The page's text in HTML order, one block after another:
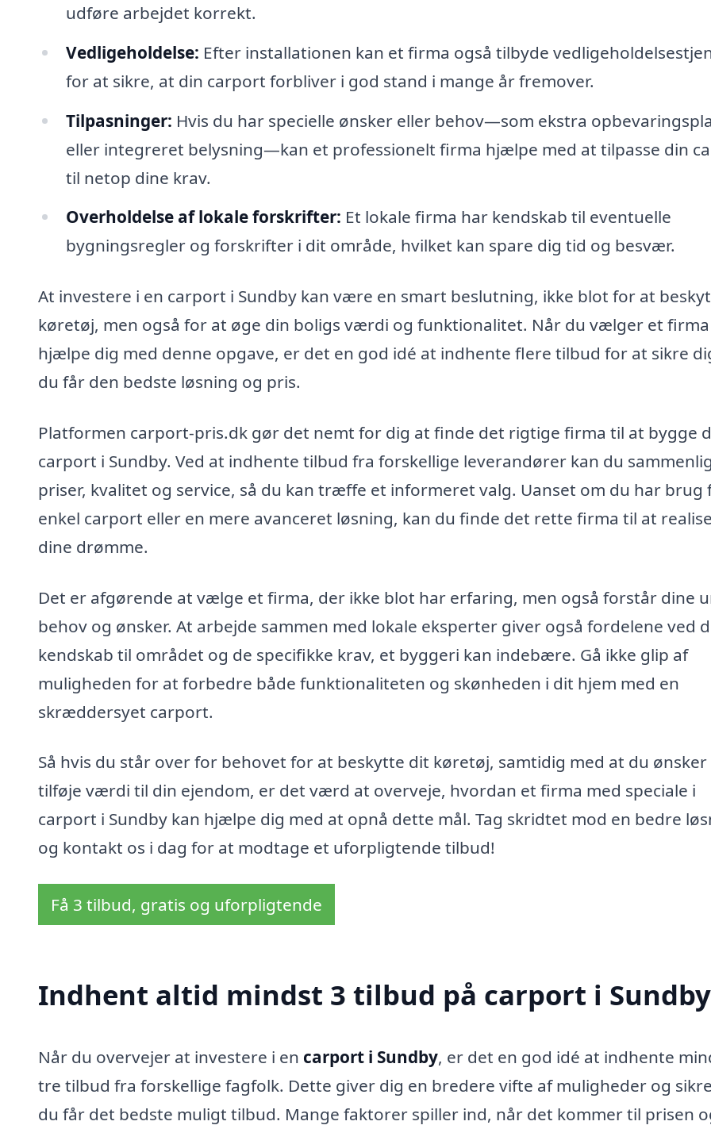
udføre arbejdet korrekt.
Vedligeholdelse: Efter installationen kan et firma også tilbyde
for at sikre, at din carport forbliver i god stand i mange år fremover.
Tilpasninger: Hvis du har specielle ønsker eller behov—som ekstra
eller integreret belysning—kan et professionelt firma hjælpe med at tilpasse din
til netop dine krav.
Overholdelse af lokale forskrifter: Et lokale firma har kendskab til eventuelle
bygningsregler og forskrifter i dit område, hvilket kan spare dig tid og besvær.
At investere i en carport i Sundby kan være en smart beslutning, ikke blot for at
køretøj, men også for at øge din boligs værdi og funktionalitet. Når du vælger et
hjælpe dig med denne opgave, er det en god idé at indhente flere tilbud for at sikre
du får den bedste løsning og pris.
Platformen carport-pris.dk gør det nemt for dig at finde det rigtige firma til at bygge
carport i Sundby. Ved at indhente tilbud fra forskellige leverandører kan du
priser, kvalitet og service, så du kan træffe et informeret valg. Uanset om du har brug
enkel carport eller en mere avanceret løsning, kan du finde det rette firma til at
dine drømme.
Det er afgørende at vælge et firma, der ikke blot har erfaring, men også forstår dine
behov og ønsker. At arbejde sammen med lokale eksperter giver også fordelene ved
kendskab til området og de specifikke krav, et byggeri kan indebære. Gå ikke glip af
muligheden for at forbedre både funktionaliteten og skønheden i dit hjem med en
skræddersyet carport.
Så hvis du står over for behovet for at beskytte dit køretøj, samtidig med at du
tilføje værdi til din ejendom, er det værd at overveje, hvordan et firma med speciale i
carport i Sundby kan hjælpe dig med at opnå dette mål. Tag skridtet mod en bedre
og kontakt os i dag for at modtage et uforpligtende tilbud!
Få 3 tilbud, gratis og uforpligtende
Indhent altid mindst 3 tilbud på carport i Sundby
Når du overvejer at investere i en carport i Sundby, er det en god idé at indhente
tre tilbud fra forskellige fagfolk. Dette giver dig en bredere vifte af muligheder og
du får det bedste muligt tilbud. Mange faktorer spiller ind, når det kommer til prisen